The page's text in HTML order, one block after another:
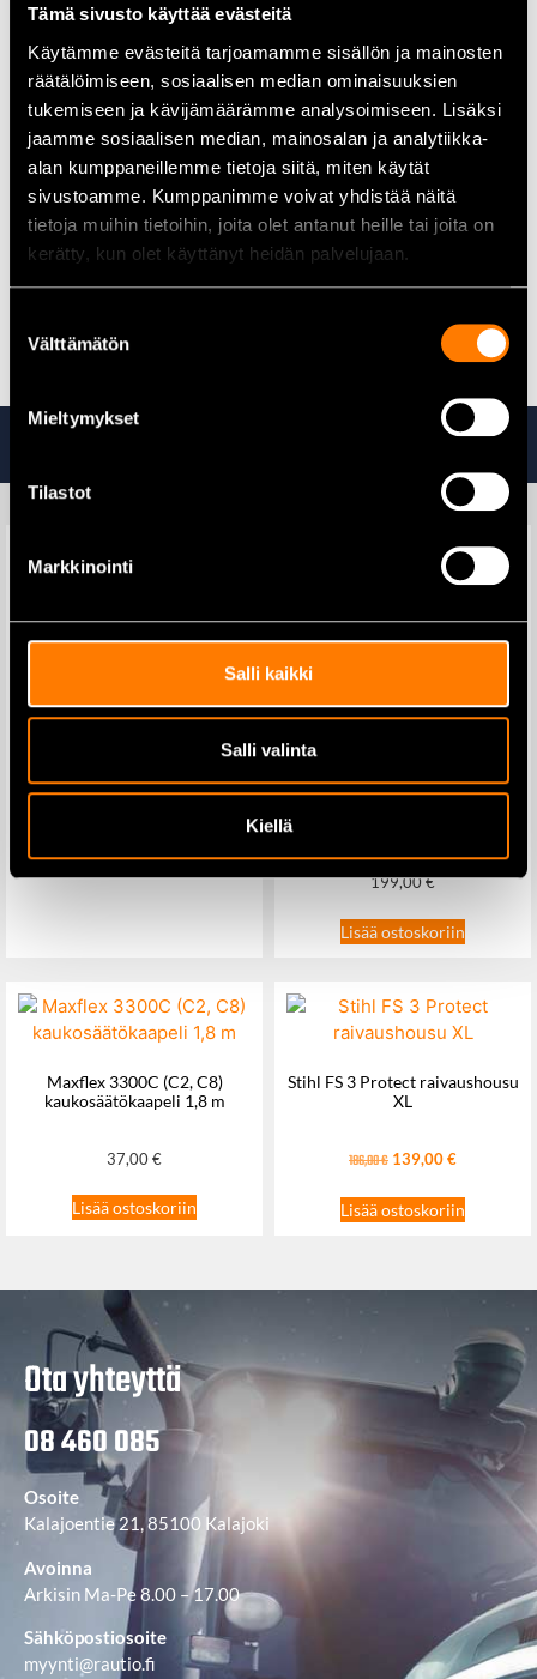
Tämä sivusto käyttää evästeitä
Käytämme evästeitä tarjoamamme sisällön ja mainosten
räätälöimiseen, sosiaalisen median ominaisuuksien
tukemiseen ja kävijämäärämme analysoimiseen. Lisäksi
jaamme sosiaalisen median, mainosalan ja analytiikka-
alan kumppaneillemme tietoja siitä, miten käytät
sivustoamme. Kumppanimme voivat yhdistää näitä
tietoja muihin tietoihin, joita olet antanut heille tai joita on
kerätty, kun olet käyttänyt heidän palvelujaan.
valinta
Välttämätön
Mieltymykset
Tilastot
Markkinointi
Salli kaikki
Salli valinta
Kiellä
Paikannus:GPS
Näyttö: LCD
Käyttökohde:Veneily ja ulkoilu
Käyttökohteet
Veneily:Reittien seuranta
Retkeily:Maastonavigointi
Vapaa-aika:Monipuolinen käyttö
Koiran kuljetushäkki 90 x 57 x
62 cm
79,00€59,00€
199,00€
Lisää ostoskoriin
Maxflex 3300C (C2, C8)
kaukosäätökaapeli 1,8 m
37,00€
Lisää ostoskoriin
Stihl FS 3 Protect raivaushousu
XL
186,00€ 139,00€
Lisää ostoskoriin
Ota yhteyttä
08 460 085
Osoite
Kalajoentie 21, 85100 Kalajoki
Avoinna
Arkisin Ma-Pe 8.00 – 17.00
Sähköpostiosoite
myynti@rautio.fi